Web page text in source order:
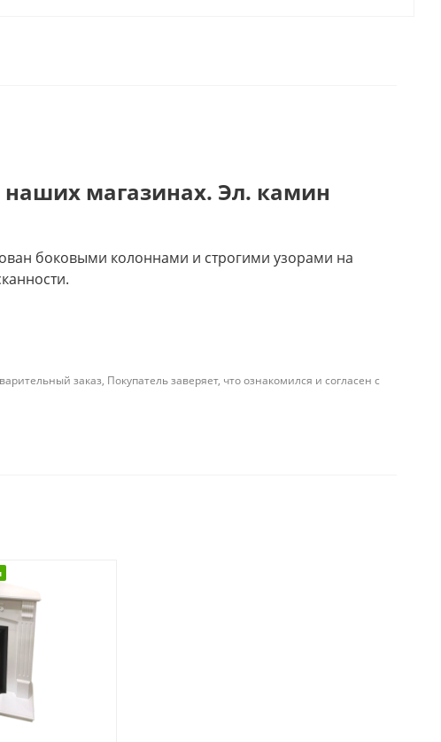
наших магазинах. Эл. камин
боковыми колоннами и строгими узорами на
заказ, Покупатель заверяет, что ознакомился и согласен с